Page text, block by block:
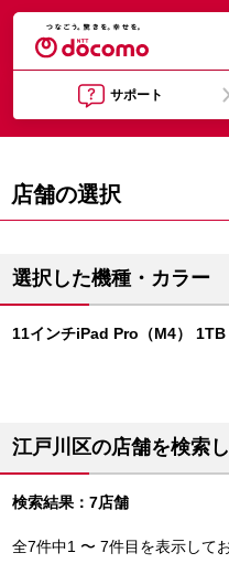
サポート
店舗の選択
選択した機種・カラー
11インチiPad Pro（M4） 1TB
江戸川区の店舗を検索
検索結果：7店舗
全7件中1 〜 7件目を表示して